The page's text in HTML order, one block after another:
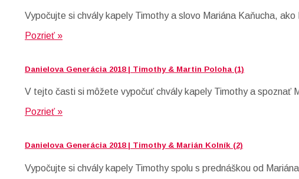
Vypočujte si chvály kapely Timothy a slovo Mariána Kaňucha,
Pozrieť »
Danielova Generácia 2018 | Timothy & Martin Poloha (1)
V tejto časti si môžete vypočuť chvály kapely Timothy a spoznať
Pozrieť »
Danielova Generácia 2018 | Timothy & Marián Kolník (2)
Vypočujte si chvály kapely Timothy spolu s prednáškou od